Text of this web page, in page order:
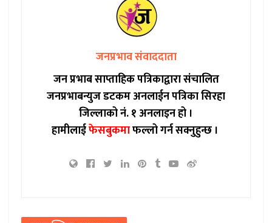
जनप्रभाव संवाददाता
जन प्रभाब साप्ताहिक पत्रिकाद्वारा संचालित
जनप्रभाबन्युज डटकम अनलाईन पत्रिका सिरहा
जिल्लाको नं. १ अनलाइन हो ।
हामीलाईफेसबुकमाफल्लो गर्न सक्नुहुन्छ ।